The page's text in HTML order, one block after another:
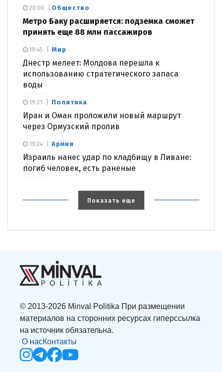
Общество
Метро Баку расширяется: подземка сможет
принять еще 88 млн пассажиров
20:00
Мир
Днестр мелеет: Молдова перешла к
использованию стратегического запаса
воды
19:45
Политика
Иран и Оман проложили новый маршрут
через Ормузский пролив
19:31
Армия
Израиль нанес удар по кладбищу в Ливане:
погиб человек, есть раненые
19:24
Показать еще
© 2013-2026 Minval Politika При размещении
материалов на сторонних ресурсах гиперссылка
на источник обязательна.
О насКонтакты